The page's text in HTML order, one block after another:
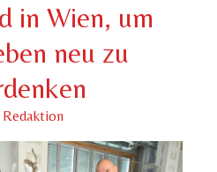
in Wien, um
neu zu
Redaktion